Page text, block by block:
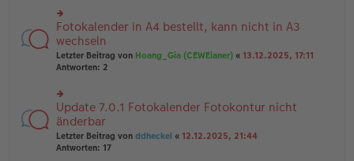
tr
a
g
el
es
e
n
er
tr
a
g
rs
te
r
u
n
el
es
e
n
er
Fotokalender in A4 bestellt, kann nicht in A3
wechseln
Letzter Beitrag von Hoang_Gia (CEWEianer) « 13.12.2025, 17:11
Antworten: 2
rs
te
r
u
n
Update 7.0.1 Fotokalender Fotokontur nicht
änderbar
Letzter Beitrag von ddheckel « 12.12.2025, 21:44
Antworten: 17